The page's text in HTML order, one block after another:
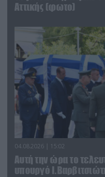
Αττικής (φωτο)
04.08.2026 | 15:02
Αυτή την ώρα το
υπουργό